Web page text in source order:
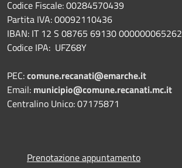
Codice Fiscale: 00284570439
Partita IVA: 00092110436
IBAN: IT 12 S 08765 69130 000000065262
Codice IPA: UFZ68Y
PEC:comune.recanati@emarche.it
Email: municipio@comune.recanati.mc.it
Centralino Unico: 07175871
Prenotazione appuntamento